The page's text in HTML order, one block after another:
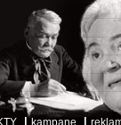
kampane